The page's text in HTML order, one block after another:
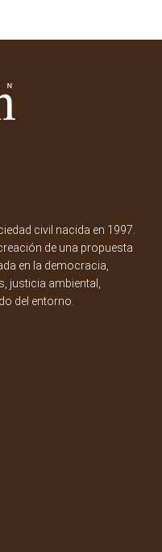
civil nacida en 1997.
de una propuesta
en la democracia,
justicia ambiental,
del entorno.